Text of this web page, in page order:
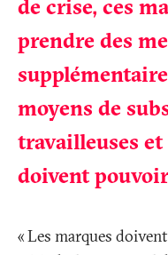
de crise, ces
prendre des
moyens de
travailleuses
doivent
«Les marques doivent